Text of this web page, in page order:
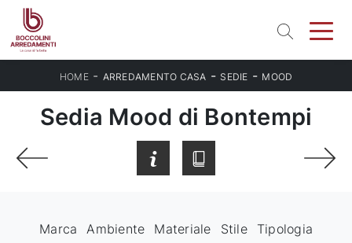
HOME- ARREDAMENTO CASA - SEDIE - MOOD
Sedia Mood di Bontempi
Marca Ambiente Materiale Stile Tipologia